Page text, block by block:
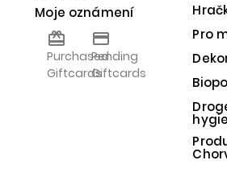
Moje oznámení
card_giftcard
Purchased
Giftcards
credit_card
Pending
Giftcards
Pro